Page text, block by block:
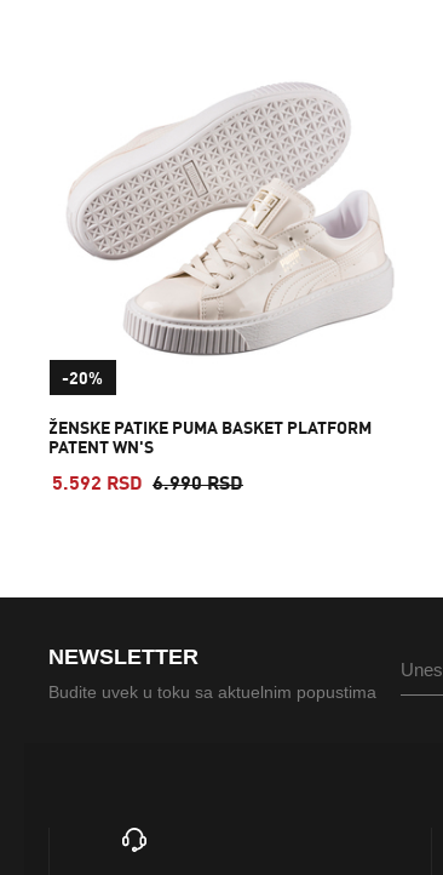
ŽENSKE PATIKE PUMA BASKET PLATFORM
PATENT WN'S
5.592 RSD 6.990 RSD
-20%
NEWSLETTER
Budite uvek u toku sa aktuelnim popustima